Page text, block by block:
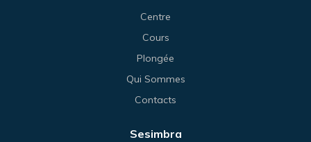
Centre
Cours
Plongée
Qui Sommes
Contacts
Sesimbra